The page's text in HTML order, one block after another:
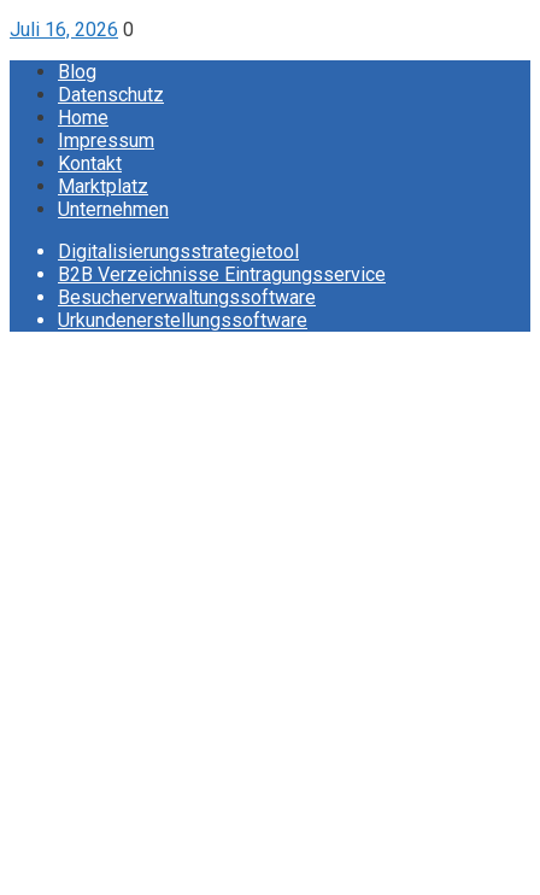
Juli 16, 2026 0
Blog
Datenschutz
Home
Impressum
Kontakt
Marktplatz
Unternehmen
Digitalisierungsstrategietool
B2B Verzeichnisse Eintragungsservice
Besucherverwaltungssoftware
Urkundenerstellungssoftware